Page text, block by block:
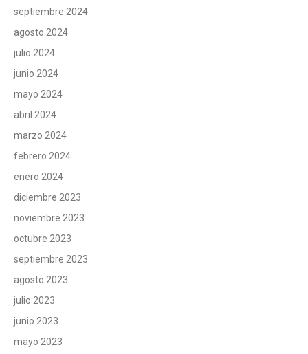
septiembre 2024
agosto 2024
julio 2024
junio 2024
mayo 2024
abril 2024
marzo 2024
febrero 2024
enero 2024
diciembre 2023
noviembre 2023
octubre 2023
septiembre 2023
agosto 2023
julio 2023
junio 2023
mayo 2023